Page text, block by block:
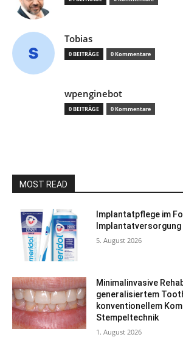
Tobias
0 BEITRÄGE 0 Kommentare
wpenginebot
0 BEITRÄGE 0 Kommentare
MOST READ
Implantatpflege im
5. August 2026
Minimalinvasive
generalisiertem
konventionellem
Stempeltechnik
1. August 2026